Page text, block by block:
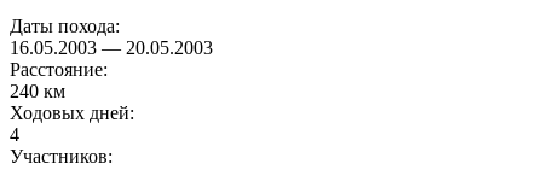
Даты похода:
16.05.2003 — 20.05.2003
Расстояние:
240 км
Ходовых дней:
4
Участников: